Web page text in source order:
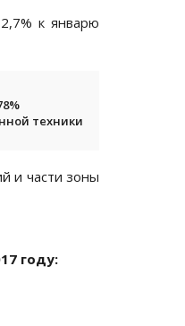
к январю
техники
и части зоны
году: